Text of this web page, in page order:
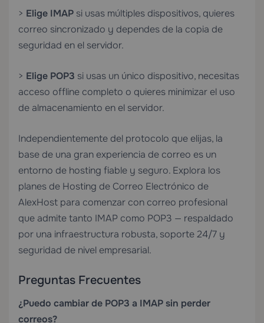
> Elige IMAP si usas múltiples dispositivos, quieres
correo sincronizado y dependes de la copia de
seguridad en el servidor.
> Elige POP3 si usas un único dispositivo, necesitas
acceso offline completo o quieres minimizar el uso
de almacenamiento en el servidor.
Independientemente del protocolo que elijas, la
base de una gran experiencia de correo es un
entorno de hosting fiable y seguro. Explora los
planes de Hosting de Correo Electrónico de
AlexHost para comenzar con correo profesional
que admite tanto IMAP como POP3 — respaldado
por una infraestructura robusta, soporte 24/7 y
seguridad de nivel empresarial.
Preguntas Frecuentes
¿Puedo cambiar de POP3 a IMAP sin perder
correos?